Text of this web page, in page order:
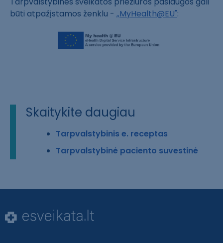
būti atpažįstamos ženklu - „MyHealth@EU":
Skaitykite daugiau
Tarpvalstybinis e. receptas
Tarpvalstybinė paciento suvestinė